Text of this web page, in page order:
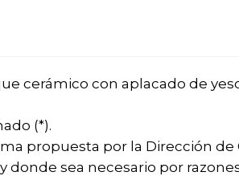
cerámico con aplacado de
(*).
propuesta por la Dirección de
donde sea necesario por